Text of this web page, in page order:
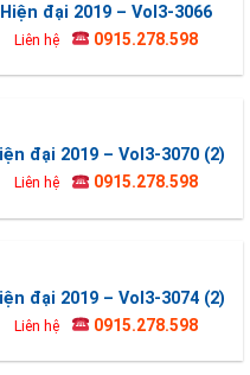
Hiện đại 2019 – Vol3-3066
Liên hệ 0915.278.598
đại 2019 – Vol3-3070 (2)
Liên hệ 0915.278.598
đại 2019 – Vol3-3074 (2)
Liên hệ 0915.278.598